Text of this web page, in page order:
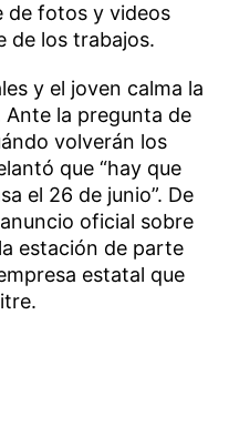
de fotos y videos
de los trabajos.
y el joven calma la
Ante la pregunta de
volverán los
que “hay que
el 26 de junio”. De
oficial sobre
estación de parte
estatal que